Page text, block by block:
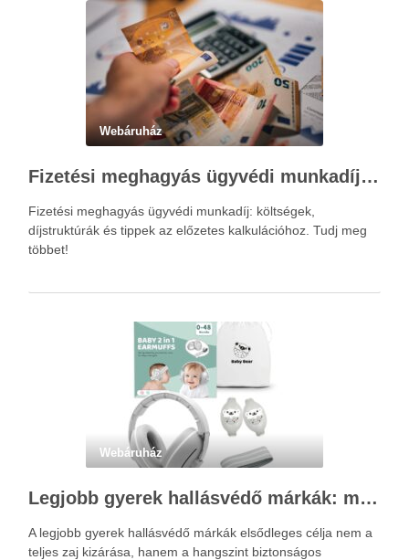
Webáruház
Fizetési meghagyás ügyvédi munkadíja: teljes költségvetési útmutató
Fizetési meghagyás ügyvédi munkadíj: költségek,
díjstruktúrák és tippek az előzetes kalkulációhoz. Tudj meg
többet!
Webáruház
Legjobb gyerek hallásvédő márkák: mire figyeljenek a szülők választáskor?
A legjobb gyerek hallásvédő márkák elsődleges célja nem a
teljes zaj kizárása, hanem a hangszint biztonságos